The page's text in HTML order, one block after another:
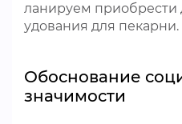
ланируем приобрести
удования для пекарни.
Обоснование
значимости